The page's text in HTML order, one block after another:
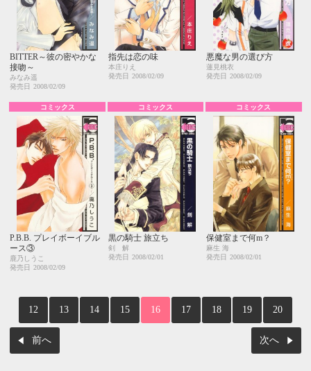
BITTER～彼の密やかな
接吻～
みなみ遥
発売日
2008/02/09
指先は恋の味
本庄りえ
発売日
2008/02/09
悪魔な男の選び方
蓮見桃衣
発売日
2008/02/09
コミックス
P.B.B. プレイボーイブル
ース③
鹿乃しうこ
発売日
2008/02/09
コミックス
黒の騎士 旅立ち
剣 解
発売日
2008/02/01
コミックス
保健室まで何m？
麻生 海
発売日
2008/02/01
前へ
12 13 14 15 16 17 18 19 20
次へ